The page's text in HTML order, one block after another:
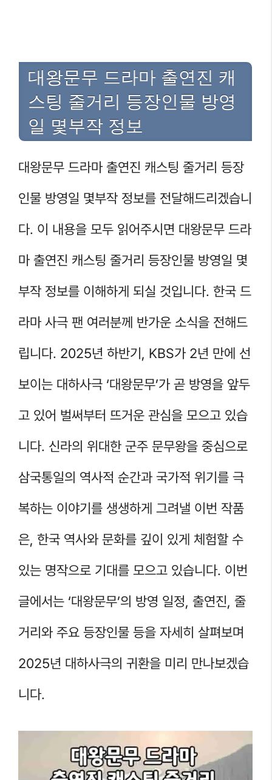
대왕문무 드라마 출연진 캐
스팅 줄거리 등장인물 방영
일 몇부작 정보
대왕문무 드라마 출연진 캐스팅 줄거리 등장
인물 방영일 몇부작 정보를 전달해드리겠습니
다. 이 내용을 모두 읽어주시면 대왕문무 드라
마 출연진 캐스팅 줄거리 등장인물 방영일 몇
부작 정보를 이해하게 되실 것입니다. 한국 드
라마 사극 팬 여러분께 반가운 소식을 전해드
립니다. 2025년 하반기, KBS가 2년 만에 선
보이는 대하사극 ‘대왕문무’가 곧 방영을 앞두
고 있어 벌써부터 뜨거운 관심을 모으고 있습
니다. 신라의 위대한 군주 문무왕을 중심으로
삼국통일의 역사적 순간과 국가적 위기를 극
복하는 이야기를 생생하게 그려낼 이번 작품
은, 한국 역사와 문화를 깊이 있게 체험할 수
있는 명작으로 기대를 모으고 있습니다. 이번
글에서는 ‘대왕문무’의 방영 일정, 출연진, 줄
거리와 주요 등장인물 등을 자세히 살펴보며
2025년 대하사극의 귀환을 미리 만나보겠습
니다.